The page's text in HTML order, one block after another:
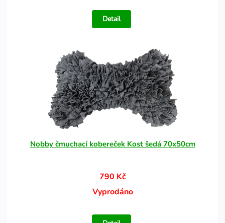
Detail
Nobby čmuchací kobereček Kost šedá 70x50cm
790 Kč
Vyprodáno